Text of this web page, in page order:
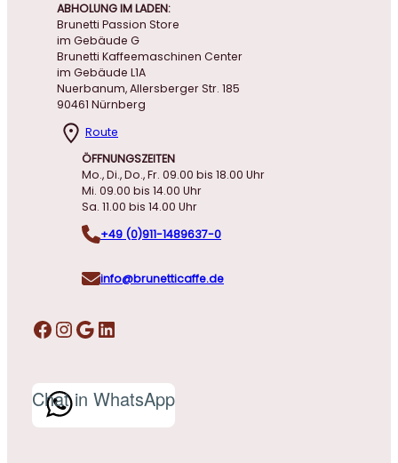
ABHOLUNG IM LADEN:
Brunetti Passion Store
im Gebäude G
Brunetti Kaffeemaschinen Center
im Gebäude L1A
Nuerbanum, Allersberger Str. 185
90461 Nürnberg
Route
ÖFFNUNGSZEITEN
Mo., Di., Do., Fr. 09.00 bis 18.00 Uhr
Mi. 09.00 bis 14.00 Uhr
Sa. 11.00 bis 14.00 Uhr
+49 (0)911-1489637-0
info@brunetticaffe.de
Facebook InstagramGoogle LinkedIn
Chat in WhatsApp